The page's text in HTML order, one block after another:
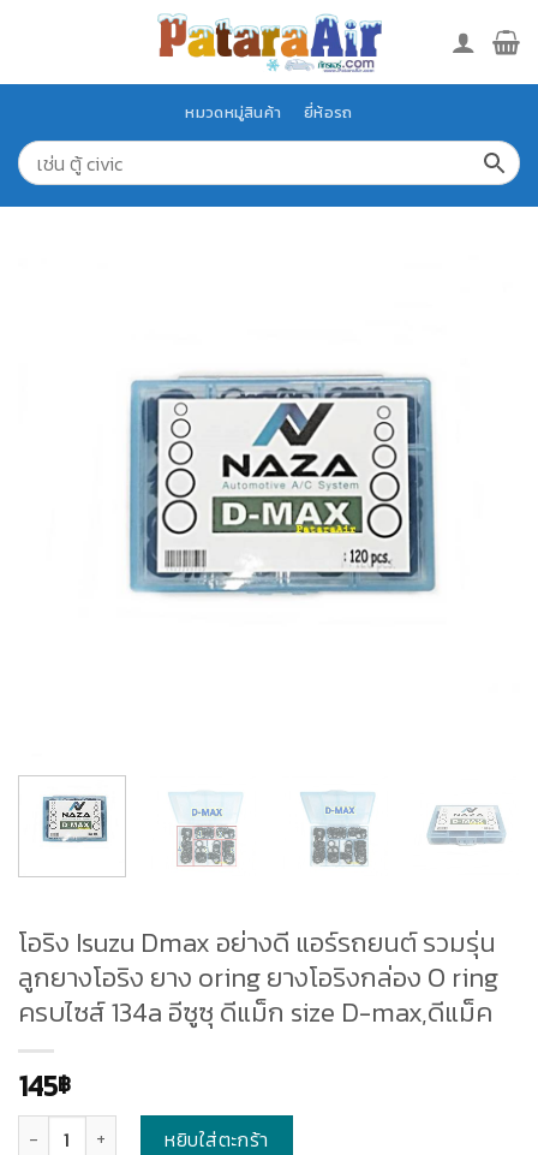
หมวดหมู่สินค้า ยี่ห้อรถ
โอริง Isuzu Dmax อย่างดี แอร์รถยนต์ รวมรุ่น
ลูกยางโอริง ยาง oring ยางโอริงกล่อง O ring
ครบไซส์ 134a อีซูซุ ดีแม็ก size D-max,ดีแม็ค
145฿
หยิบใส่ตะกร้า